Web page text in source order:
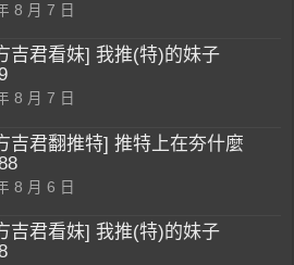
8 月 7 日
吉君看妹] 我推(特)的妹子
8 月 7 日
吉君翻推特] 推特上在夯什麼
8 月 6 日
吉君看妹] 我推(特)的妹子